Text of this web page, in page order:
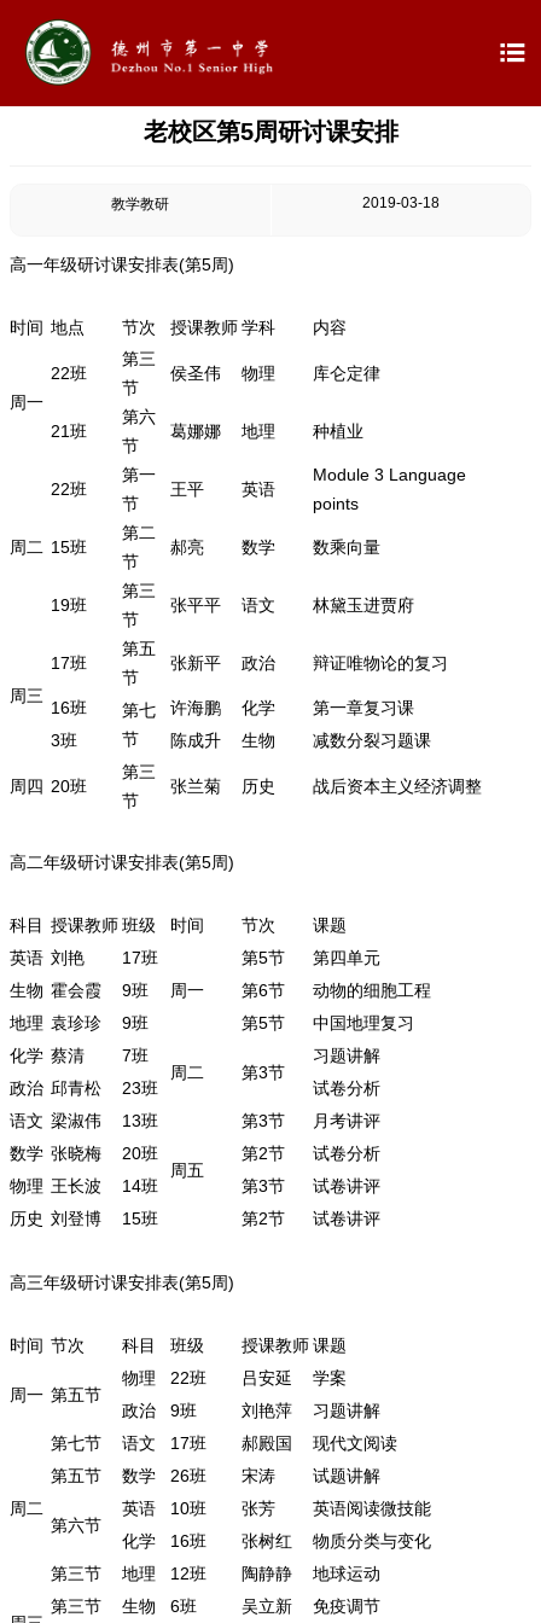

老校区第5周研讨课安排
教学教研 2019-03-18
高一年级研讨课安排表(第5周)
时间 地点 节次 授课教师学科 内容
周一
22班
第三
节
侯圣伟 物理 库仑定律
21班
第六
节
葛娜娜 地理 种植业
周二
22班
第一
节
王平 英语
Module 3 Language
points
15班
第二
节
郝亮 数学 数乘向量
19班
第三
节
张平平 语文 林黛玉进贾府
周三
17班
第五
节
张新平 政治 辩证唯物论的复习
16班
第七
节
许海鹏 化学
第一章复习课
3班
陈成升 生物 减数分裂习题课
周四 20班
第三
节
张兰菊 历史 战后资本主义经济调整
高二年级研讨课安排表(第5周)
科目 授课教师班级 时间 节次
课题
英语 刘艳
17班
周一
第5节
第四单元
生物 霍会霞 9班 第6节
动物的细胞工程
地理 袁珍珍 9班 第5节
中国地理复习
化学 蔡清
7班
周二
第3节
习题讲解
政治 邱青松 23班
试卷分析
语文 梁淑伟 13班
周五
第3节
月考讲评
数学 张晓梅 20班 第2节
试卷分析
物理 王长波 14班 第3节
试卷讲评
历史 刘登博 15班 第2节 试卷讲评
高三年级研讨课安排表(第5周)
时间 节次 科目 班级 授课教师课题
周一 第五节
物理 22班 吕安延
学案
政治
9班 刘艳萍 习题讲解
周二
第七节 语文 17班 郝殿国
现代文阅读
第五节
数学 26班 宋涛 试题讲解
第六节
英语 10班 张芳
英语阅读微技能
化学
16班 张树红
物质分类与变化
第三节
地理 12班 陶静静 地球运动
第三节 生物 6班 吴立新 免疫调节
学校概况
 信息公开
 教学教研
最新公告
校园新闻
科学技术实验校